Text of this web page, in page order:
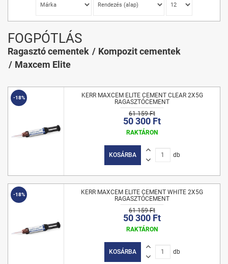
FOGPÓTLÁS
Ragasztó cementek
Kompozit cementek
Maxcem Elite
-18%
KERR MAXCEM ELITE CEMENT CLEAR 2X5G
RAGASZTÓCEMENT
61 159 Ft
50 300 Ft
RAKTÁRON
KOSÁRBA db
-18%
KERR MAXCEM ELITE CEMENT WHITE 2X5G
RAGASZTÓCEMENT
61 159 Ft
50 300 Ft
RAKTÁRON
KOSÁRBA db